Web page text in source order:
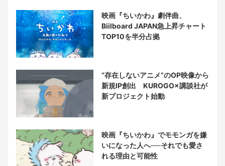
映画『ちいかわ』劇伴曲、
Biilboard JAPAN急上昇チャート
TOP10を半分占拠
“存在しないアニメ”のOP映像から
新規IP創出 KUROGO×講談社が
新プロジェクト始動
映画『ちいかわ』でモモンガを嫌
いになった人へ──それでも愛さ
れる理由と可能性